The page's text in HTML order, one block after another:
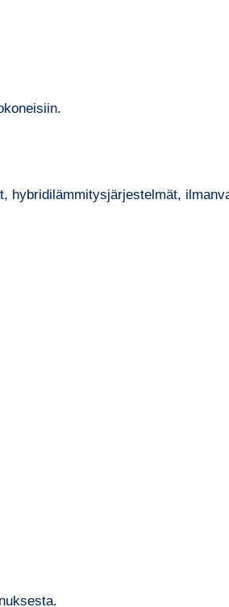
hybridilämmitysjärjestelmät,